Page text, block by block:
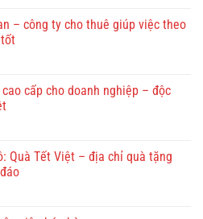
– công ty cho thuê giúp việc theo
cấp cho doanh nghiệp – độc
Quà Tết Việt – địa chỉ quà tặng